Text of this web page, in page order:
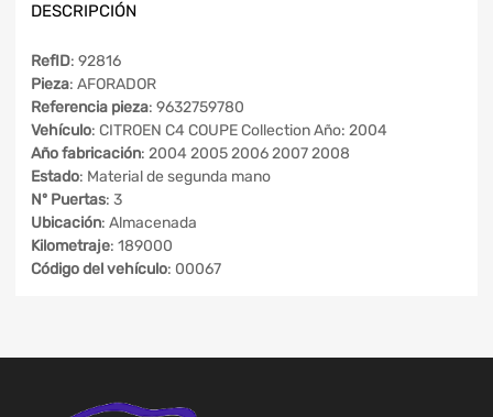
DESCRIPCIÓN
RefID: 92816
Pieza: AFORADOR
Referencia pieza: 9632759780
Vehículo: CITROEN C4 COUPE Collection Año: 2004
Año fabricación: 2004 2005 2006 2007 2008
Estado: Material de segunda mano
Nº Puertas: 3
Ubicación: Almacenada
Kilometraje: 189000
Código del vehículo: 00067